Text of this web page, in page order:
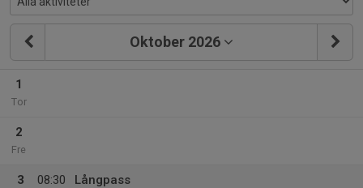
Oktober 2026
1
Tor
2
Fre
3
08:30
Långpass